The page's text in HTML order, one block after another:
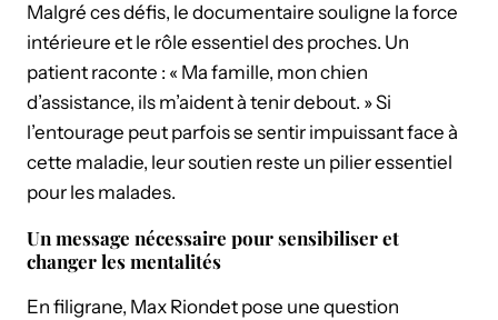
Malgré ces défis, le documentaire souligne la force
intérieure et le rôle essentiel des proches. Un
patient raconte : « Ma famille, mon chien
d’assistance, ils m’aident à tenir debout. » Si
l’entourage peut parfois se sentir impuissant face à
cette maladie, leur soutien reste un pilier essentiel
pour les malades.
Un message nécessaire pour sensibiliser et
changer les mentalités
En filigrane, Max Riondet pose une question